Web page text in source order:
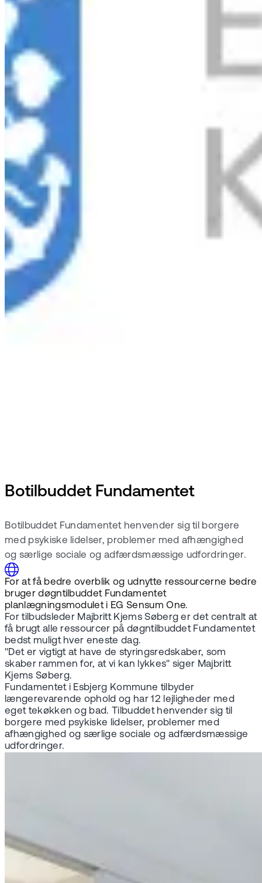
Botilbuddet Fundamentet
Botilbuddet Fundamentet henvender sig til borgere
med psykiske lidelser, problemer med afhængighed
og særlige sociale og adfærdsmæssige udfordringer.
For at få bedre overblik og udnytte ressourcerne bedre
bruger døgntilbuddet Fundamentet
planlægningsmodulet i EG Sensum One.
For tilbudsleder Majbritt Kjems Søberg er det centralt at
få brugt alle ressourcer på døgntilbuddet Fundamentet
bedst muligt hver eneste dag.
"Det er vigtigt at have de styringsredskaber, som
skaber rammen for, at vi kan lykkes" siger Majbritt
Kjems Søberg.
Fundamentet i Esbjerg Kommune tilbyder
længerevarende ophold og har 12 lejligheder med
eget tekøkken og bad. Tilbuddet henvender sig til
borgere med psykiske lidelser, problemer med
afhængighed og særlige sociale og adfærdsmæssige
udfordringer.